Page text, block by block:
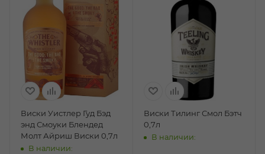
Виски Уистлер Гуд Бэд
энд Смоуки Блендед
Молт Айриш Виски 0,7л
В наличии:
Виски Тилинг Смол Бэтч
0,7л
В наличии: